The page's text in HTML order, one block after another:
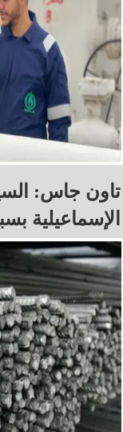
تاون جاس:
الإسماعيلية